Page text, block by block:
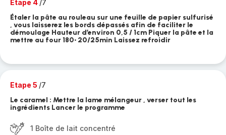
Etape 4 /7
Étaler la pâte au rouleau sur une feuille de papier sulfurisé
, vous laisserez les bords dépassés afin de faciliter le
démoulage Hauteur d’environ 0,5 / 1cm Piquer la pâte et la
mettre au four 180• 20/25min Laissez refroidir
Etape 5 /7
Le caramel : Mettre la lame mélangeur , verser tout les
ingrédients Lancer le programme
1 Boîte de lait concentré